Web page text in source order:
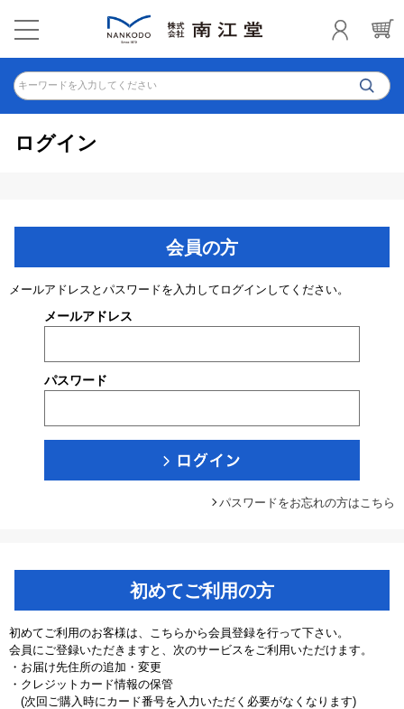
キーワードを入力してください
ログイン
会員の方
メールアドレスとパスワードを入力してログインしてください。
メールアドレス
パスワード
パスワードをお忘れの方はこちら
初めてご利用の方
初めてご利用のお客様は、こちらから会員登録を行って下さい。
会員にご登録いただきますと、次のサービスをご利用いただけます。
・お届け先住所の追加・変更
・クレジットカード情報の保管
(次回ご購入時にカード番号を入力いただく必要がなくなります)